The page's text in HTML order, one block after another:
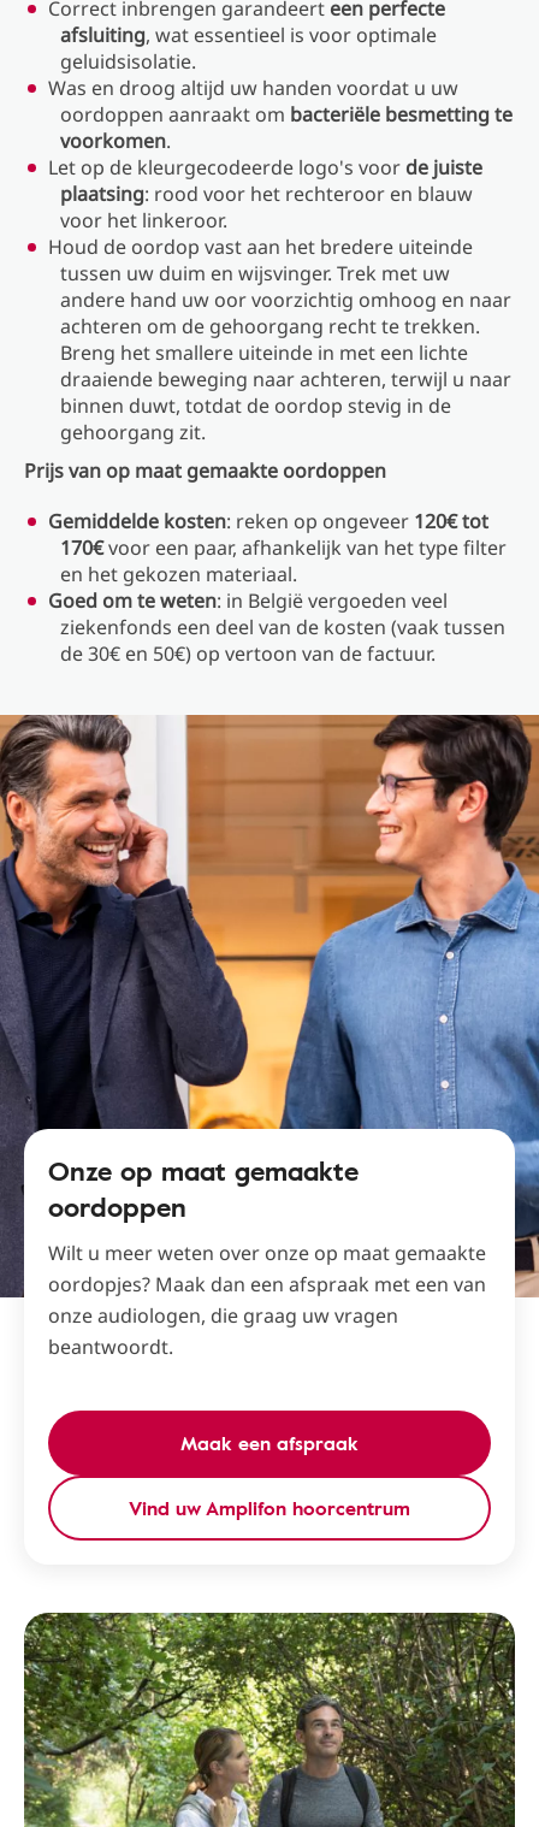
Correct inbrengen garandeert een perfecte
afsluiting, wat essentieel is voor optimale
geluidsisolatie.
Was en droog altijd uw handen voordat u uw
oordoppen aanraakt om bacteriële besmetting te
voorkomen.
Let op de kleurgecodeerde logo's voor de juiste
plaatsing: rood voor het rechteroor en blauw
voor het linkeroor.
Houd de oordop vast aan het bredere uiteinde
tussen uw duim en wijsvinger. Trek met uw
andere hand uw oor voorzichtig omhoog en naar
achteren om de gehoorgang recht te trekken.
Breng het smallere uiteinde in met een lichte
draaiende beweging naar achteren, terwijl u naar
binnen duwt, totdat de oordop stevig in de
gehoorgang zit.
Prijs van op maat gemaakte oordoppen
Gemiddelde kosten: reken op ongeveer 120€ tot
170€voor een paar, afhankelijk van het type filter
en het gekozen materiaal.
Goed om te weten: in België vergoeden veel
ziekenfonds een deel van de kosten (vaak tussen
de 30€ en 50€) op vertoon van de factuur.
Onze op maat gemaakte
oordoppen
Wilt u meer weten over onze op maat gemaakte
oordopjes? Maak dan een afspraak met een van
onze audiologen, die graag uw vragen
beantwoordt.
Maak een afspraak
Vind uw Amplifon hoorcentrum